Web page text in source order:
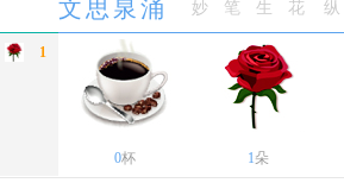
文思泉涌 妙笔生花
1
0杯 1 朵